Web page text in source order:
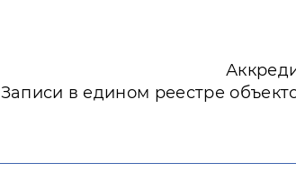
Записи в едином реестре